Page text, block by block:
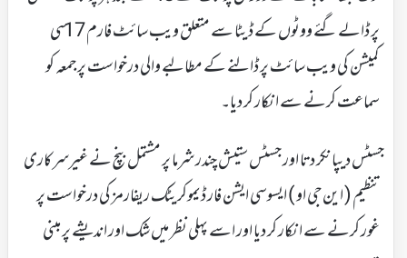
پر ڈالے گئے ووٹوں کے ڈیٹا سے متعلق ویب سائٹ فارم 17 سی
کمیشن کی ویب سائٹ پر ڈالنے کے مطالبے والی درخواست پر جمعہ کو
سماعت کرنے سے انکار کر دیا۔
جسٹس دیپانکر دتا اور جسٹس ستیش چندر شرما پر مشتمل بنچ نے غیرسرکاری
تنظیم ( این جی او ) ایسوسی ایشن فار ڈیموکریٹک ریفارمز کی درخواست پر
غور کرنے سے انکار کر دیا اور اسے پہلی نظر میں شک اور اندیشے پر مبنی